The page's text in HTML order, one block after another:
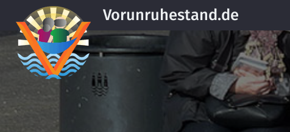
Vorunruhestand.de